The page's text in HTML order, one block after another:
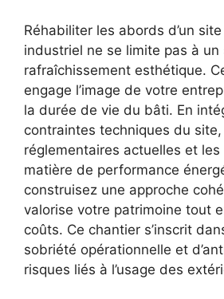
Réhabiliter les abords d’un
industriel ne se limite pas à un
rafraîchissement esthétique.
engage l’image de votre
la durée de vie du bâti. En
contraintes techniques du
réglementaires actuelles et
matière de performance
construisez une approche
valorise votre patrimoine tout
coûts. Ce chantier s’inscrit
sobriété opérationnelle et
risques liés à l’usage des